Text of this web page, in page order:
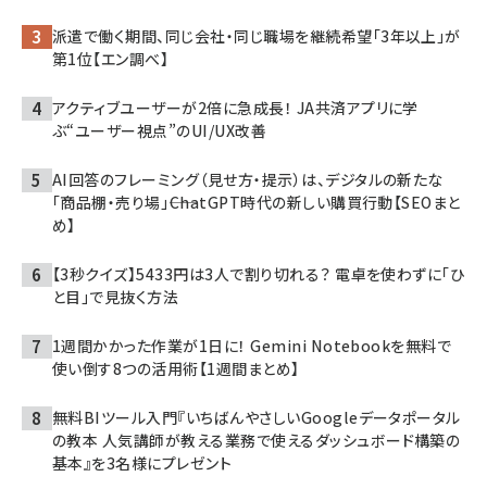
派遣で働く期間、同じ会社・同じ職場を継続希望「3年以上」が
第1位【エン調べ】
アクティブユーザーが2倍に急成長！ JA共済アプリに学
ぶ“ユーザー視点”のUI/UX改善
AI回答のフレーミング（見せ方・提示）は、デジタルの新たな
「商品棚・売り場」――ChatGPT時代の新しい購買行動【SEOまと
め】
【3秒クイズ】5433円は3人で割り切れる？ 電卓を使わずに「ひ
と目」で見抜く方法
1週間かかった作業が1日に！ Gemini Notebookを無料で
使い倒す8つの活用術【1週間まとめ】
無料BIツール入門『いちばんやさしいGoogleデータポータル
の教本 人気講師が教える業務で使えるダッシュボード構築の
基本』を3名様にプレゼント